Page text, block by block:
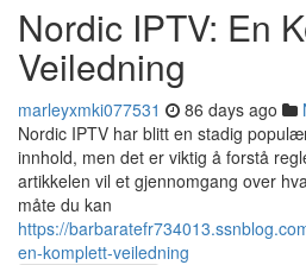
Nordic IPTV: En
Veiledning
marleyxmki077531 86 days ago
Nordic IPTV har blitt en stadig
innhold, men det er viktig å forstå
artikkelen vil et gjennomgang over
måte du kan
https://
en-komplett-veiledning